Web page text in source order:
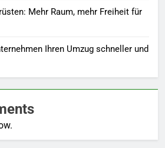
Mehr Raum, mehr Freiheit für
Ihren Umzug schneller und